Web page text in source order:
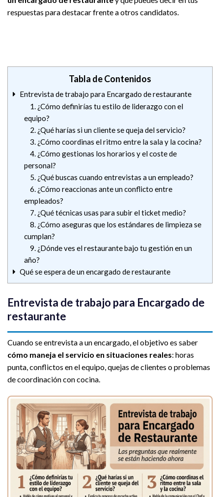
respuestas para destacar frente a otros candidatos.
Tabla de Contenidos
Entrevista de trabajo para Encargado de restaurante
1. ¿Cómo definirías tu estilo de liderazgo con el
equipo?
2. ¿Qué harías si un cliente se queja del servicio?
3. ¿Cómo coordinas el ritmo entre la sala y la cocina?
4. ¿Cómo gestionas los horarios y el coste de
personal?
5. ¿Qué buscas cuando entrevistas a un empleado?
6. ¿Cómo reaccionas ante un conflicto entre
empleados?
7. ¿Qué técnicas usas para subir el ticket medio?
8. ¿Cómo aseguras que los estándares de limpieza se
cumplan?
9. ¿Dónde ves el restaurante bajo tu gestión en un
año?
Qué se espera de un encargado de restaurante
Entrevista de trabajo para Encargado de
restaurante
Cuando se entrevista a un encargado, el objetivo es saber
cómo maneja el servicio en situaciones reales: horas
punta, conflictos en el equipo, quejas de clientes o problemas
de coordinación con cocina.